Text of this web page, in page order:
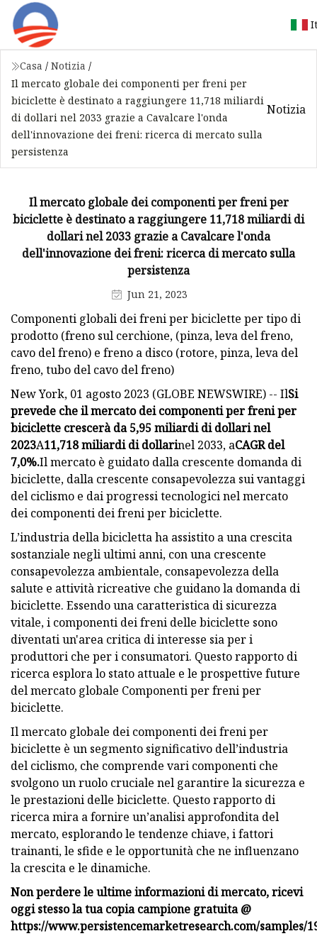
Casa / Notizia /
Il mercato globale dei componenti per freni per
biciclette è destinato a raggiungere 11,718 miliardi
di dollari nel 2033 grazie a Cavalcare l'onda
dell'innovazione dei freni: ricerca di mercato sulla
persistenza
Notizia
Il mercato globale dei componenti per freni per
biciclette è destinato a raggiungere 11,718 miliardi di
dollari nel 2033 grazie a Cavalcare l'onda
dell'innovazione dei freni: ricerca di mercato sulla
persistenza
Jun 21, 2023
Componenti globali dei freni per biciclette per tipo di
prodotto (freno sul cerchione, (pinza, leva del freno,
cavo del freno) e freno a disco (rotore, pinza, leva del
freno, tubo del cavo del freno)
New York, 01 agosto 2023 (GLOBE NEWSWIRE) -- IlSi
prevede che il mercato dei componenti per freni per
biciclette crescerà da 5,95 miliardi di dollari nel
2023A11,718 miliardi di dollarinel 2033, aCAGR del
7,0%.Il mercato è guidato dalla crescente domanda di
biciclette, dalla crescente consapevolezza sui vantaggi
del ciclismo e dai progressi tecnologici nel mercato
dei componenti dei freni per biciclette.
L’industria della bicicletta ha assistito a una crescita
sostanziale negli ultimi anni, con una crescente
consapevolezza ambientale, consapevolezza della
salute e attività ricreative che guidano la domanda di
biciclette. Essendo una caratteristica di sicurezza
vitale, i componenti dei freni delle biciclette sono
diventati un'area critica di interesse sia per i
produttori che per i consumatori. Questo rapporto di
ricerca esplora lo stato attuale e le prospettive future
del mercato globale Componenti per freni per
biciclette.
Il mercato globale dei componenti dei freni per
biciclette è un segmento significativo dell’industria
del ciclismo, che comprende vari componenti che
svolgono un ruolo cruciale nel garantire la sicurezza e
le prestazioni delle biciclette. Questo rapporto di
ricerca mira a fornire un’analisi approfondita del
mercato, esplorando le tendenze chiave, i fattori
trainanti, le sfide e le opportunità che ne influenzano
la crescita e le dinamiche.
Non perdere le ultime informazioni di mercato, ricevi
oggi stesso la tua copia campione gratuita @
https://www.persistencemarketresearch.com/samples/